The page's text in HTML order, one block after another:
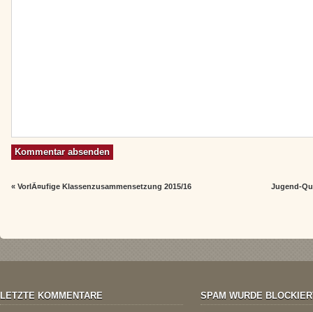
«VorlÃ¤ufige Klassenzusammensetzung 2015/16 Jugend-
LETZTE KOMMENTARE SPAM WURDE